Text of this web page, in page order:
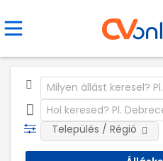
Település / Régió